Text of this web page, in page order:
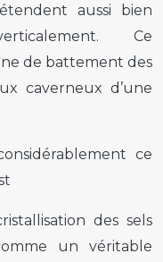
aussi bien
Ce
de battement des
caverneux d’une
ce
des sels
un véritable